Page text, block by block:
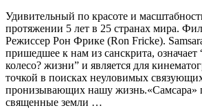
Удивительный по красоте и
протяжении 5 лет в 25 странах мира.
Режиссер Рон Фрике (Ron Fricke).
пришедшее к нам из санскрита,
колесо? жизни” и является для
точкой в поисках неуловимых
пронизывающих нашу жизнь.«Самсара»
священные земли …